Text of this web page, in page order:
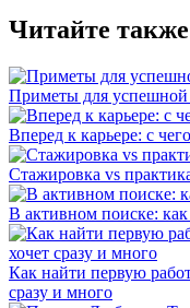
Читайте также
Приметы для успешной
Вперед к карьере: с
Стажировка vs
В активном поиске:
Как найти первую
сразу и много